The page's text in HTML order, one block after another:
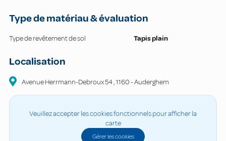
Type de matériau & évaluation
Type de revêtement de sol Tapis plain
Localisation
Avenue Herrmann-Debroux54,1160-Auderghem
Veuillez accepter les cookies fonctionnels pour afficher la
carte
Gérer les cookies